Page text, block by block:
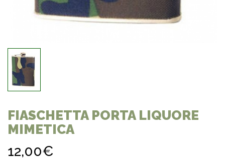
FIASCHETTA PORTA LIQUORE
MIMETICA
12,00€